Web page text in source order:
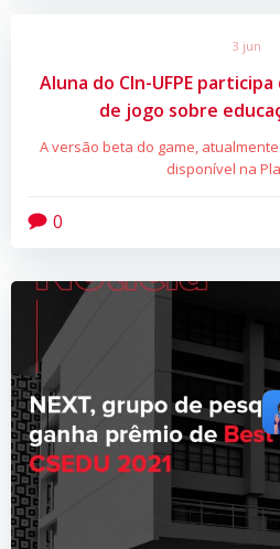
3 jun
Aluna do CIn-UFPE
de jogo sobre
A versão beta do game,
disponível na
0